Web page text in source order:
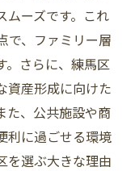
える影響
不動産信託活
ローチ
ムーズです。これ
で、ファミリー層
。さらに、練馬区
資産形成に向けた
た、公共施設や商
利に過ごせる環境
を選ぶ大きな理由